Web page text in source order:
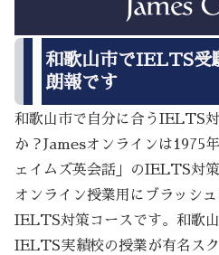
和歌山市でIELTS受
朗報です
和歌山市で自分に合うIELTS
か？Jamesオンラインは1975
ェイムズ英会話」のIELTS対
オンライン授業用にブラッシ
IELTS対策コースです。和歌
IELTS実績校の授業が有名ス